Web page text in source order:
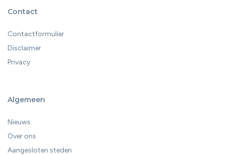
Contact
Contactformulier
Disclaimer
Privacy
Algemeen
Nieuws
Over ons
Aangesloten steden